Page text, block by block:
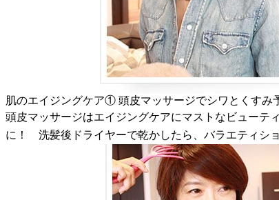
肌のエイジングケア① 頭皮マッサージでシワとくすみ
頭皮マッサージはエイジングケアにマストなビューテ
に！ 洗髪後ドライヤーで乾かしたら、バラエティシ